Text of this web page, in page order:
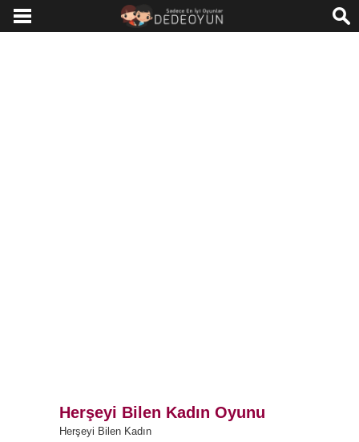
Herşeyi Bilen Kadın Oyunu
Herşeyi Bilen Kadın